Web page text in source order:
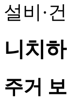
설비·
니치
주거